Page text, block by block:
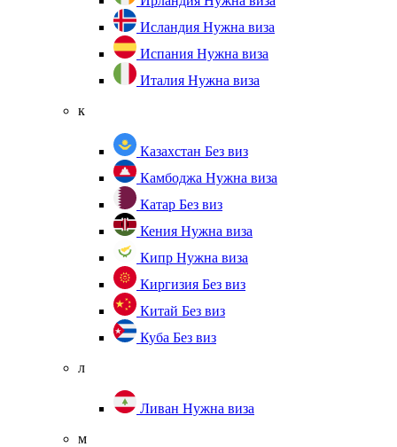
Исландия Нужна виза
Испания Нужна виза
Италия Нужна виза
к
Казахстан Без виз
Камбоджа Нужна виза
Катар Без виз
Кения Нужна виза
Кипр Нужна виза
Киргизия Без виз
Китай Без виз
Куба Без виз
л
Ливан Нужна виза
м